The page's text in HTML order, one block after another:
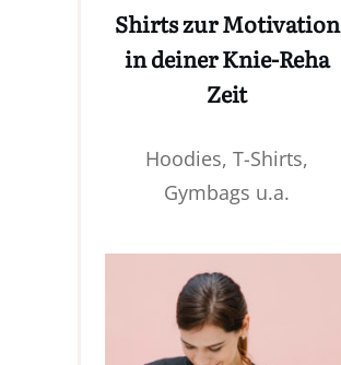
Shirts zur Motivation
in deiner Knie-Reha
Zeit
Hoodies, T-Shirts,
Gymbags u.a.